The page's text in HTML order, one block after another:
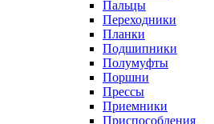
Пальцы
Переходники
Планки
Подшипники
Полумуфты
Поршни
Прессы
Приемники
Приспособления